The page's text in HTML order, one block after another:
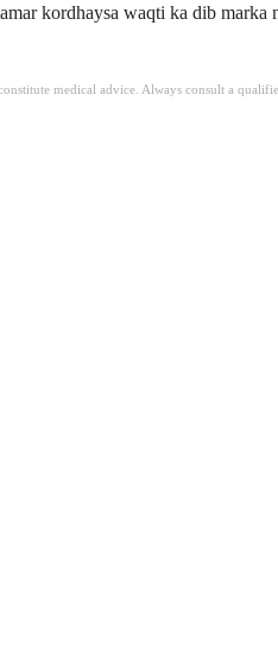
kordhaysa waqti ka dib
medical advice. Always consult a